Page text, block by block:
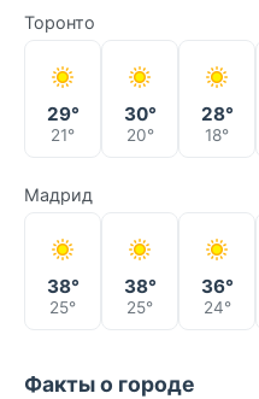
Торонто
29°
21°
30°
20°
28°
18°
Мадрид
38°
25°
38°
25°
36°
24°
Факты о городе